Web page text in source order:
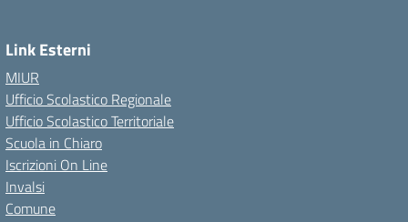
Link Esterni
MIUR
Ufficio Scolastico Regionale
Ufficio Scolastico Territoriale
Scuola in Chiaro
Iscrizioni On Line
Invalsi
Comune